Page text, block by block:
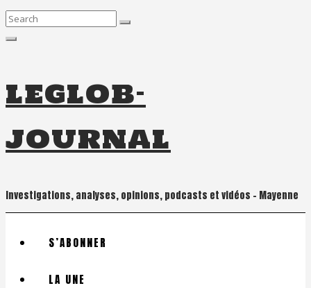
Search
leglob-
journal
Investigations, analyses, opinions, podcasts et vidéos – Mayenne
S’ABONNER
LA UNE